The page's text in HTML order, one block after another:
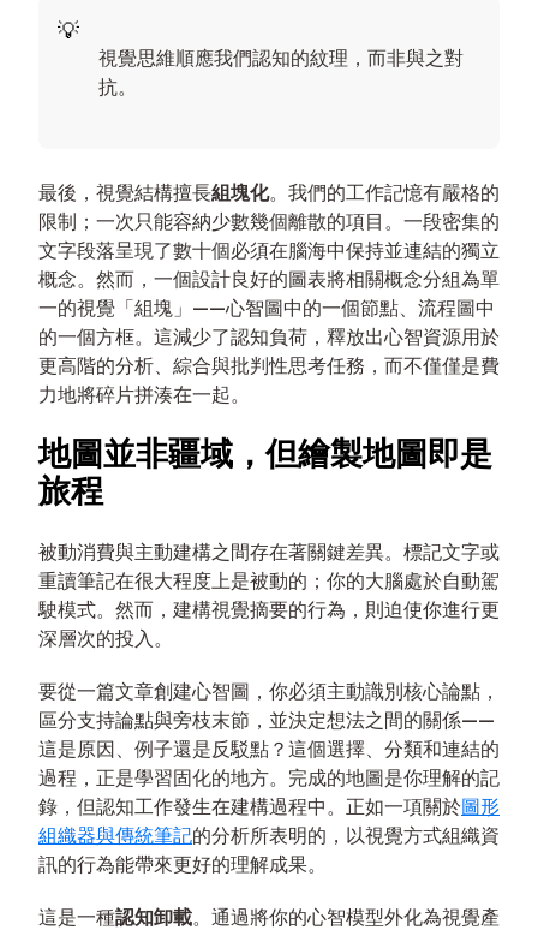
視覺思維順應我們認知的紋理，而非與之對
抗。
最後，視覺結構擅長組塊化。我們的工作記憶有嚴格的
限制；一次只能容納少數幾個離散的項目。一段密集的
文字段落呈現了數十個必須在腦海中保持並連結的獨立
概念。然而，一個設計良好的圖表將相關概念分組為單
一的視覺「組塊」——心智圖中的一個節點、流程圖中
的一個方框。這減少了認知負荷，釋放出心智資源用於
更高階的分析、綜合與批判性思考任務，而不僅僅是費
力地將碎片拼湊在一起。
地圖並非疆域，但繪製地圖即是
旅程
被動消費與主動建構之間存在著關鍵差異。標記文字或
重讀筆記在很大程度上是被動的；你的大腦處於自動駕
駛模式。然而，建構視覺摘要的行為，則迫使你進行更
深層次的投入。
要從一篇文章創建心智圖，你必須主動識別核心論點，
區分支持論點與旁枝末節，並決定想法之間的關係——
這是原因、例子還是反駁點？這個選擇、分類和連結的
過程，正是學習固化的地方。完成的地圖是你理解的記
錄，但認知工作發生在建構過程中。正如一項關於圖形
組織器與傳統筆記的分析所表明的，以視覺方式組織資
訊的行為能帶來更好的理解成果。
這是一種認知卸載。通過將你的心智模型外化為視覺產